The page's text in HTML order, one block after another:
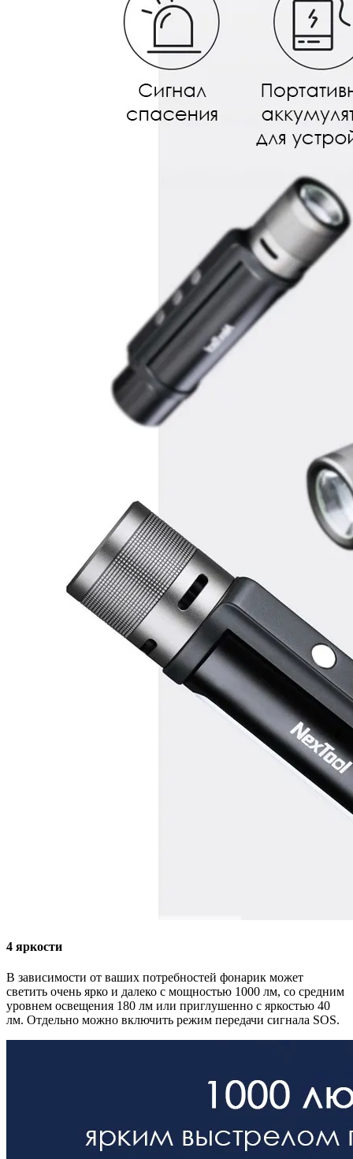
4 яркости
В зависимости от ваших потребностей фонарик может
светить очень ярко и далеко с мощностью 1000 лм, со средним
уровнем освещения 180 лм или приглушенно с яркостью 40
лм. Отдельно можно включить режим передачи сигнала SOS.